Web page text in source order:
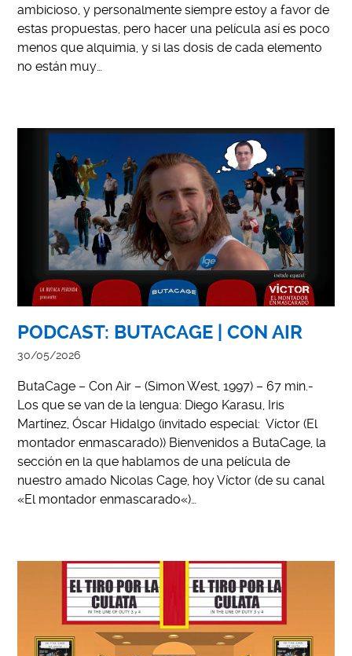
ambicioso, y personalmente siempre estoy a favor de
estas propuestas, pero hacer una película así es poco
menos que alquimia, y si las dosis de cada elemento
no están muy…
PODCAST: BUTACAGE | CON AIR
30/05/2026
ButaCage – Con Air – (Simon West, 1997) – 67 min.-
Los que se van de la lengua: Diego Karasu, Iris
Martínez, Óscar Hidalgo (invitado especial: Víctor (El
montador enmascarado)) Bienvenidos a ButaCage, la
sección en la que hablamos de una película de
nuestro amado Nicolas Cage, hoy Víctor (de su canal
«El montador enmascarado«)…